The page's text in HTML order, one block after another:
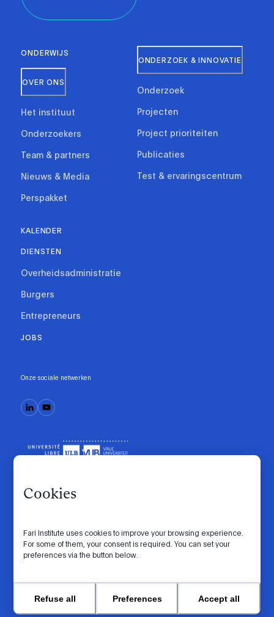
Cookies
Fari Institute uses cookies to improve your browsing experience.
For some of them, your consent is required. You can set your
preferences via the button below.
Refuse all Preferences Accept all
ONDERWIJS
OVER ONS
Het instituut
Onderzoekers
Team & partners
Nieuws & Media
Perspakket
ONDERZOEK & INNOVATIE
Onderzoek
Projecten
Project prioriteiten
Publicaties
Test & ervaringscentrum
KALENDER
DIENSTEN
Overheidsadministratie
Burgers
Entrepreneurs
JOBS
Onze sociale netwerken
Gedragscode Manifesto Intranet
Cookie-instellingen Privacybeleid
© 2026 FARI. Alle rechten voorbehouden.